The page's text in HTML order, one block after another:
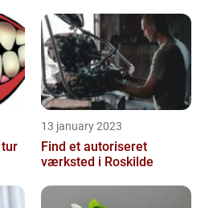
tur
13 january 2023
Find et autoriseret
værksted i Roskilde